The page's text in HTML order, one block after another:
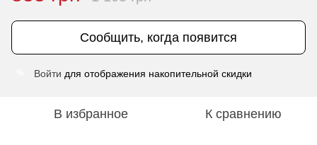
Сообщить, когда появится
Войти для отображения накопительной скидки
В избранное К сравнению